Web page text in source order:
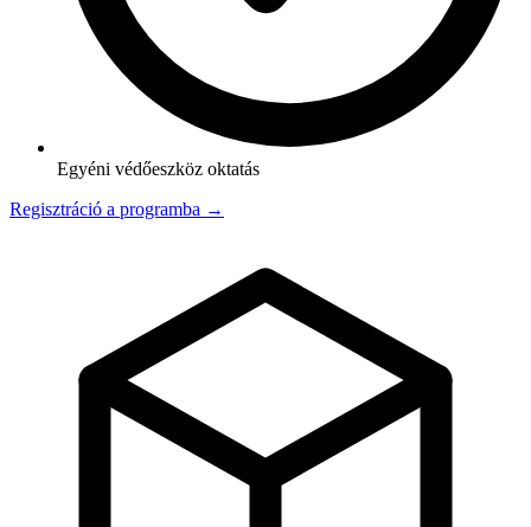
Egyéni védőeszköz oktatás
Regisztráció a programba →